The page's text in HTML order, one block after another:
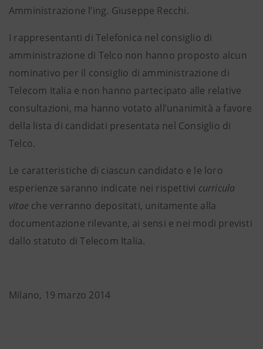
Amministrazione l’ing. Giuseppe Recchi.
I rappresentanti di Telefonica nel consiglio di
amministrazione di Telco non hanno proposto alcun
nominativo per il consiglio di amministrazione di
Telecom Italia e non hanno partecipato alle relative
consultazioni, ma hanno votato all’unanimità a favore
della lista di candidati presentata nel Consiglio di
Telco.
Le caratteristiche di ciascun candidato e le loro
esperienze saranno indicate nei rispettivi curricula
vitae che verranno depositati, unitamente alla
documentazione rilevante, ai sensi e nei modi previsti
dallo statuto di Telecom Italia.
Milano, 19 marzo 2014